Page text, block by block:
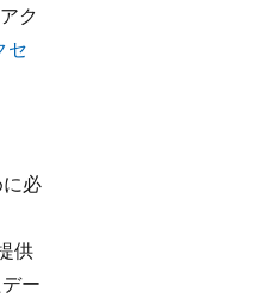
ク
セ
必
供
ー